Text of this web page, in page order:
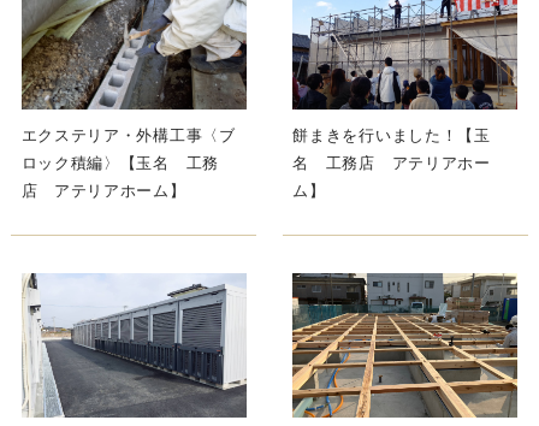
エクステリア・外構工事〈ブ
ロック積編〉【玉名 工務
店 アテリアホーム】
餅まきを行いました！【玉
名 工務店 アテリアホー
ム】